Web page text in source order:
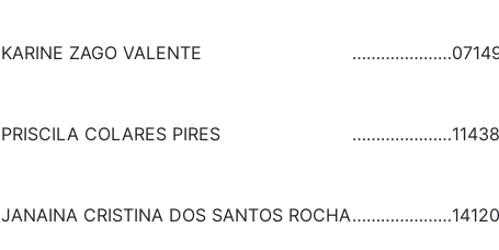
KARINE ZAGO VALENTE …………………
PRISCILA COLARES PIRES …………………11438
JANAINA CRISTINA DOS SANTOS ROCHA…………………14120